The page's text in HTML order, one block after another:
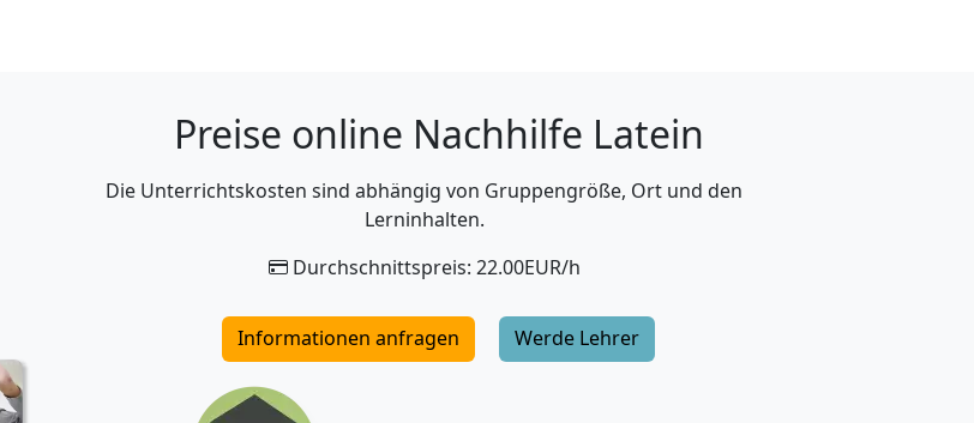
Preise online Nachhilfe Latein
Die Unterrichtskosten sind abhängig von Gruppengröße, Ort und den
Lerninhalten.
Durchschnittspreis: 22.00EUR/h
Informationen anfragen Werde Lehrer